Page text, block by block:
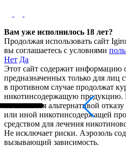
Вам уже исполнилось 18 лет?
Продолжая использовать сайт
вы соглашаетесь с условиями
Нет Да
Этот сайт содержит информацию
предназначенных только для лиц
в противном случае продолжат
никотинсодержащую продукцию.
не являются альтернативой
или иной никотинсодержащей
средством для лечения
Не исключает риски. Аэрозоль
вызывающий зависимость.